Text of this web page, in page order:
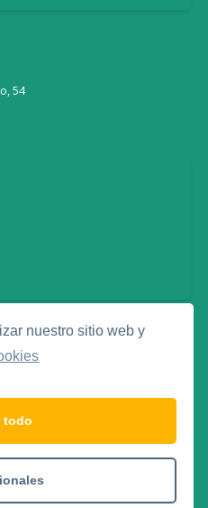
nuestro sitio web y
todo
54